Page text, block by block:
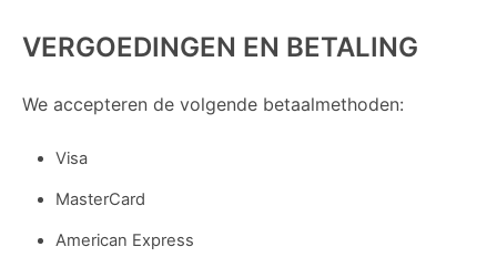
VERGOEDINGEN EN BETALING
We accepteren de volgende betaalmethoden:
Visa
MasterCard
American Express